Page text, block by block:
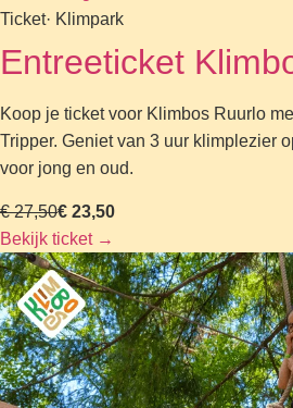
Ticket· Klimpark
Entreeticket
Koop je ticket voor Klimbos Ruurlo
Tripper. Geniet van 3 uur klimplezier
voor jong en oud.
€ 27,50€ 23,50
Bekijk ticket →